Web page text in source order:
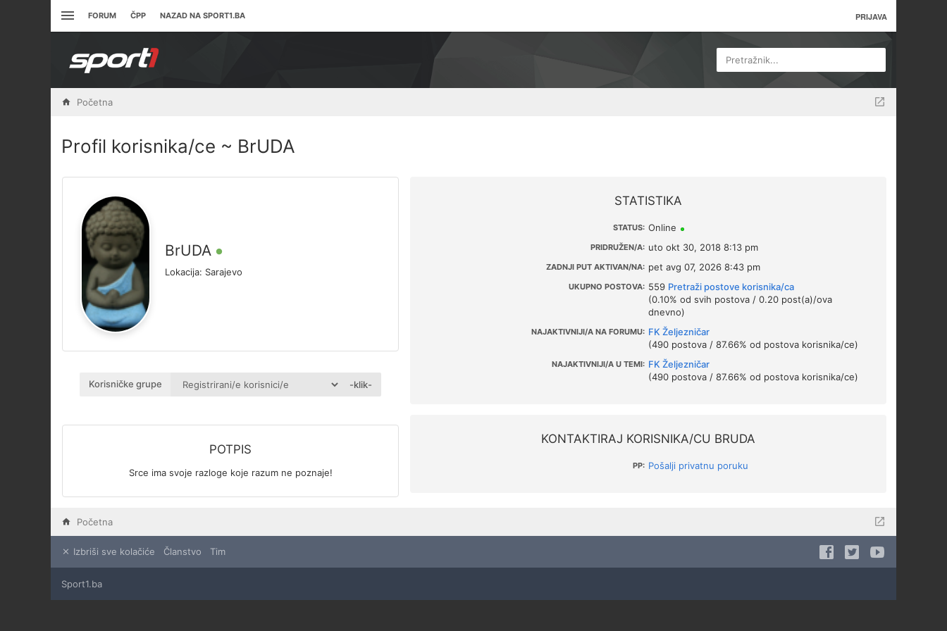
FORUM ČPP NAZAD NA SPORT1.BA PRIJAVA
Pretražnik...
Početna
Profil korisnika/ce ~ BrUDA
BrUDA
Lokacija: Sarajevo
Korisničke grupe -klik-
POTPIS
Srce ima svoje razloge koje razum ne poznaje!
STATISTIKA
STATUS: Online
PRIDRUŽEN/A: uto okt 30, 2018 8:13 pm
ZADNJI PUT AKTIVAN/NA: pet avg 07, 2026 8:43 pm
UKUPNO POSTOVA: 559 Pretraži postove korisnika/ca
(0.10% od svih postova / 0.20 post(a)/ova
dnevno)
NAJAKTIVNIJI/A NA FORUMU: FK Željezničar
(490 postova / 87.66% od postova korisnika/ce)
NAJAKTIVNIJI/A U TEMI: FK Željezničar
(490 postova / 87.66% od postova korisnika/ce)
KONTAKTIRAJ KORISNIKA/CU BRUDA
PP: Pošalji privatnu poruku
Početna
Izbriši sve kolačiće Članstvo Tim
Sport1.ba